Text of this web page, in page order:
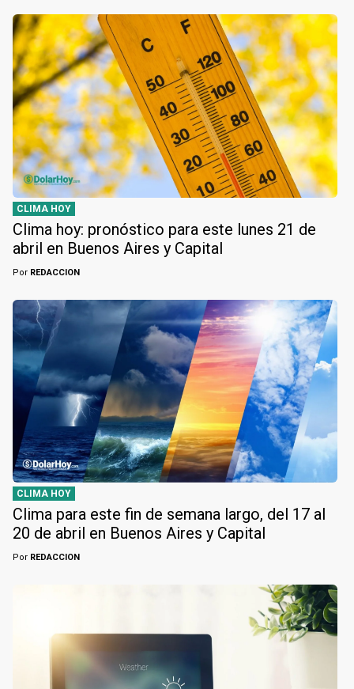
CLIMA HOY
Clima hoy: pronóstico para este lunes 21 de
abril en Buenos Aires y Capital
Por REDACCION
CLIMA HOY
Clima para este fin de semana largo, del 17 al
20 de abril en Buenos Aires y Capital
Por REDACCION